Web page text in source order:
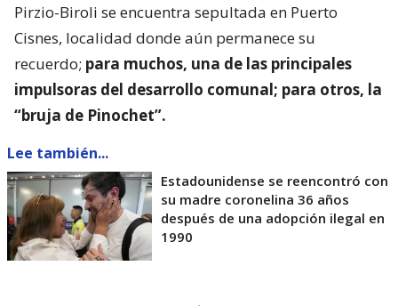
Pirzio-Biroli se encuentra sepultada en Puerto
Cisnes, localidad donde aún permanece su
recuerdo; para muchos, una de las principales
impulsoras del desarrollo comunal; para otros, la
“bruja de Pinochet”.
Lee también...
Estadounidense se reencontró con
su madre coronelina 36 años
después de una adopción ilegal en
1990